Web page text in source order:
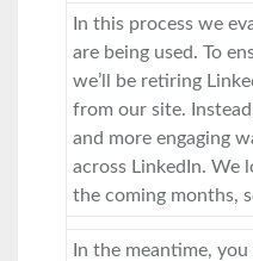
In this process we
are being used. To
we’ll be retiring
from our site.
and more engaging
across LinkedIn. We
the coming months,
In the meantime,